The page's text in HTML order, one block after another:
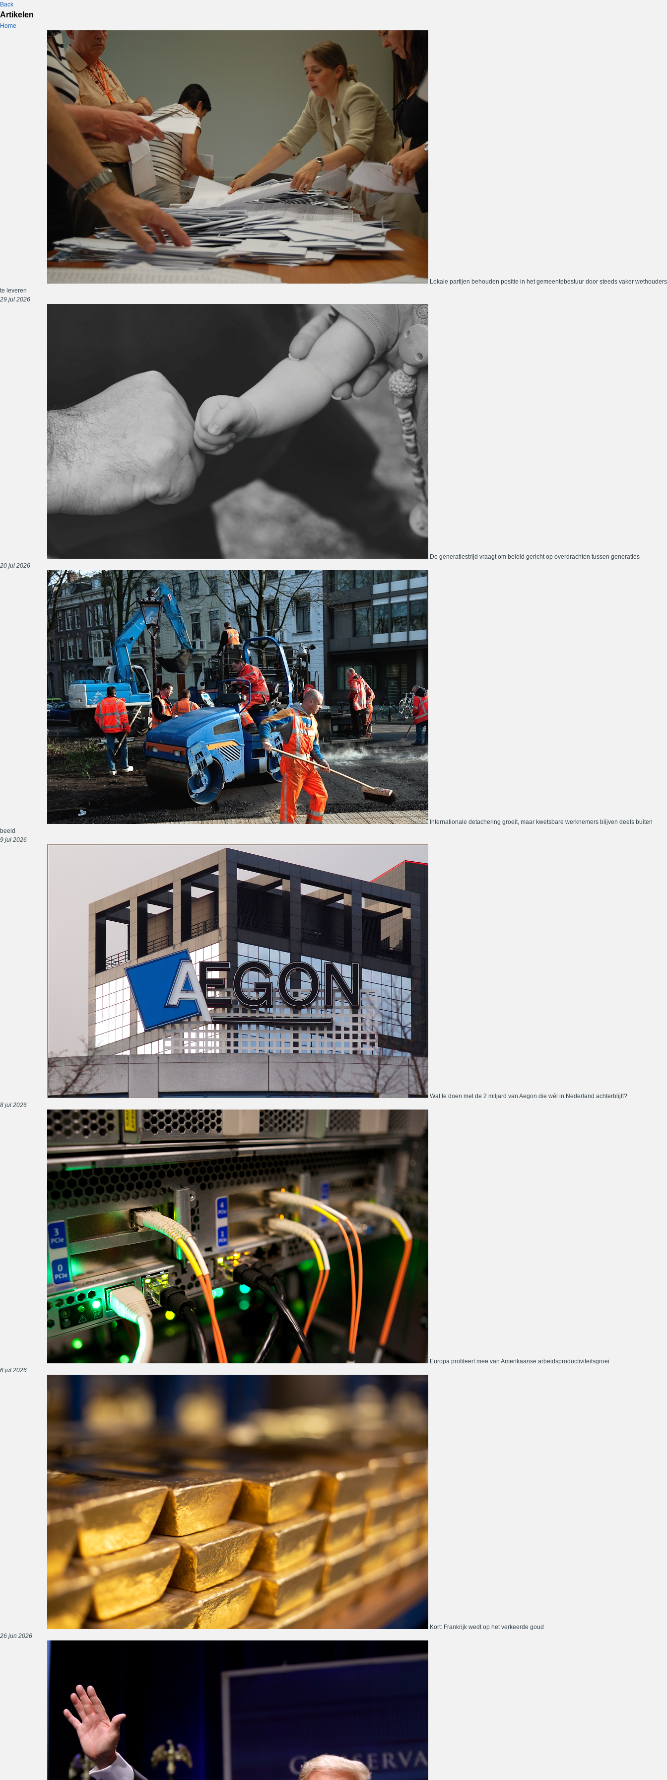
Back
Artikelen
Home
Lokale partijen behouden positie in het gemeentebestuur door steeds vaker wethouders
te leveren
29 jul 2026
De generatiestrijd vraagt om beleid gericht op overdrachten tussen generaties
20 jul 2026
Internationale detachering groeit, maar kwetsbare werknemers blijven deels buiten
beeld
9 jul 2026
Wat te doen met de 2 miljard van Aegon die wél in Nederland achterblijft?
8 jul 2026
Europa profiteert mee van Amerikaanse arbeidsproductiviteitsgroei
6 jul 2026
Kort: Frankrijk wedt op het verkeerde goud
26 jun 2026